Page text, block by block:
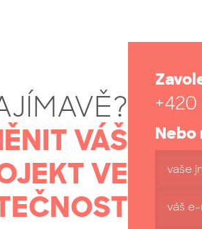
VÁŠ
VE
Nebo
vaše
váš